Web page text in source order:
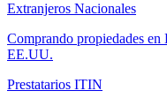
Extranjeros Nacionales
Comprando propiedades
EE.UU.
Prestatarios ITIN